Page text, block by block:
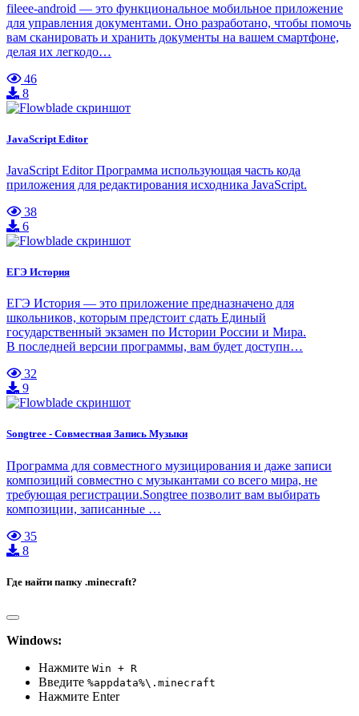
fileee-android — это функциональное мобильное приложение
для управления документами. Оно разработано, чтобы помочь
вам сканировать и хранить документы на вашем смартфоне,
делая их легкодо…
46
8
JavaScript Editor
JavaScript Editor Программа использующая часть кода
приложения для редактирования исходника JavaScript.
38
6
ЕГЭ История
ЕГЭ История — это приложение предназначено для
школьников, которым предстоит сдать Единый
государственный экзамен по Истории России и Мира.
В последней версии программы, вам будет доступн…
32
9
Songtree - Совместная Запись Музыки
Программа для совместного музицирования и даже записи
композиций совместно с музыкантами со всего мира, не
требующая регистрации.Songtree позволит вам выбирать
композиции, записанные …
35
8
Где найти папку .minecraft?
Windows:
Нажмите Win + R
Введите %appdata%\.minecraft
Нажмите Enter